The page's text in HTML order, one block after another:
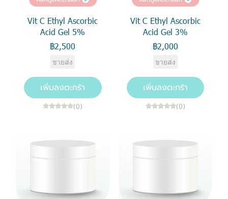
Vit C Ethyl Ascorbic
Acid Gel 5%
฿2,500
ขายส่ง
เพิ่มลงตะกร้า
(0)
Vit C Ethyl Ascorbic
Acid Gel 3%
฿2,000
ขายส่ง
เพิ่มลงตะกร้า
(0)